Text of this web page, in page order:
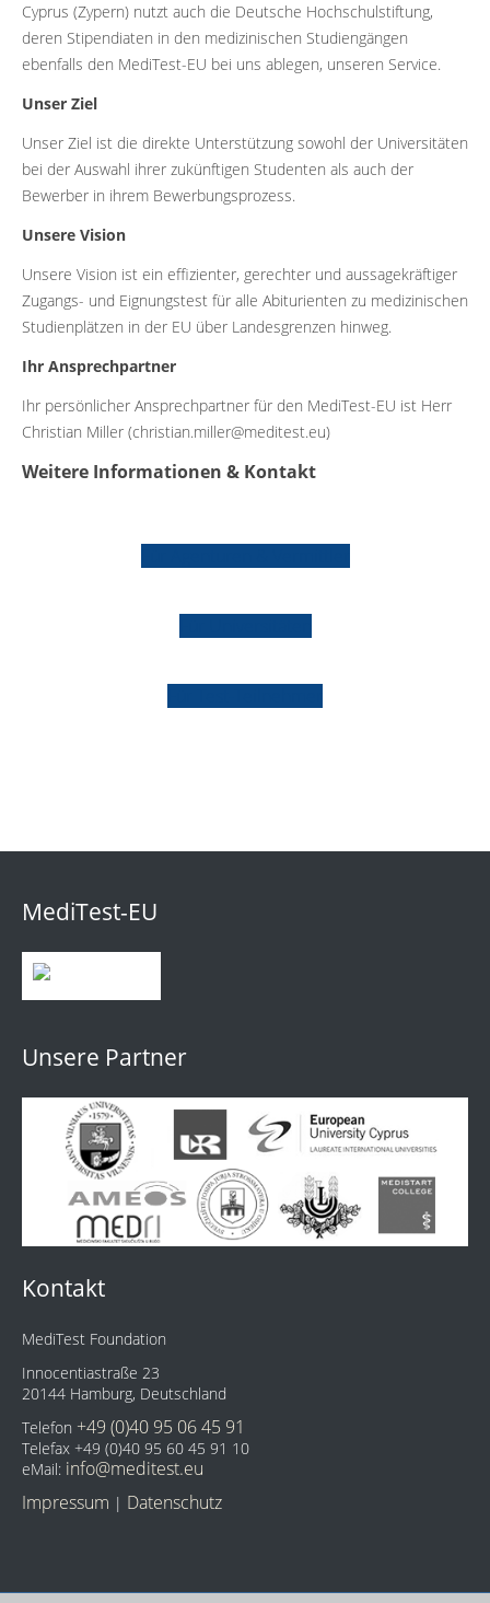
Cyprus (Zypern) nutzt auch die Deutsche Hochschulstiftung,
deren Stipendiaten in den medizinischen Studiengängen
ebenfalls den MediTest-EU bei uns ablegen, unseren Service.
Unser Ziel
Unser Ziel ist die direkte Unterstützung sowohl der Universitäten
bei der Auswahl ihrer zukünftigen Studenten als auch der
Bewerber in ihrem Bewerbungsprozess.
Unsere Vision
Unsere Vision ist ein effizienter, gerechter und aussagekräftiger
Zugangs- und Eignungstest für alle Abiturienten zu medizinischen
Studienplätzen in der EU über Landesgrenzen hinweg.
Ihr Ansprechpartner
Ihr persönlicher Ansprechpartner für den MediTest-EU ist Herr
Christian Miller (christian.miller@meditest.eu)
Weitere Informationen & Kontakt
MediTest-EU
Unsere Partner
Kontakt
MediTest Foundation
Innocentiastraße 23
20144 Hamburg, Deutschland
Telefon +49 (0)40 95 06 45 91
Telefax +49 (0)40 95 60 45 91 10
eMail: info@meditest.eu
Impressum | Datenschutz